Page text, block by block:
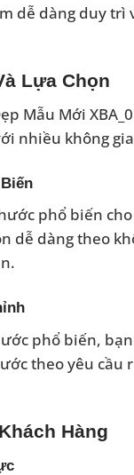
dễ dàng duy trì
Lựa Chọn
Mẫu Mới
nhiều không
phổ biến
dễ dàng theo
phổ biến,
theo yêu cầu
Hàng